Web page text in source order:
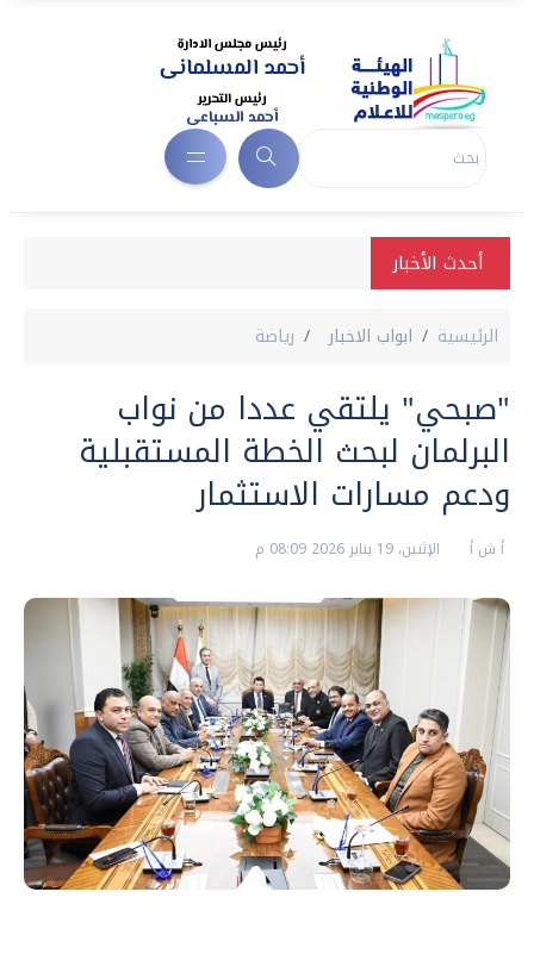
أحدث الأخبار
الرئيسية ابواب الاخبار رياضة
"صبحي" يلتقي عددا من نواب
البرلمان لبحث الخطة المستقبلية
ودعم مسارات الاستثمار
أ ش أ الإثنين، 19 يناير 2026 08:09 م